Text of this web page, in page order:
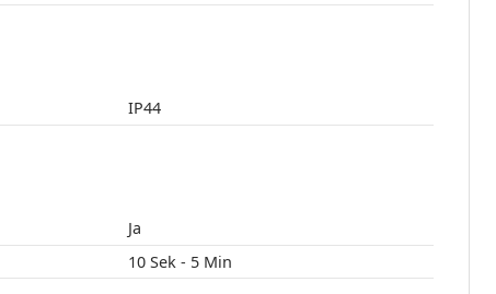
IP44
Ja
10 Sek - 5 Min